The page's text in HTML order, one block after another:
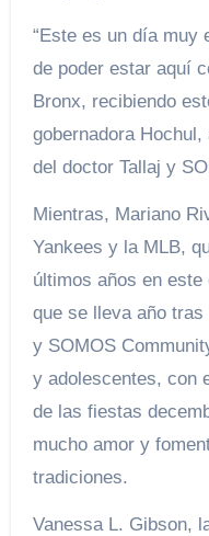
“Este es un día muy
de poder estar aquí
Bronx, recibiendo
gobernadora
del doctor Tallaj y
Mientras, Mariano
Yankees y la MLB,
últimos años en
que se lleva año tras
y SOMOS
y adolescentes, con
de las fiestas
mucho amor y
tradiciones.
Vanessa L. Gibson,